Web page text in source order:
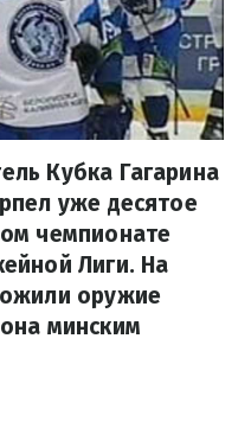
Кубка Гагарина
уже десятое
чемпионате
Лиги. На
оружие
минским